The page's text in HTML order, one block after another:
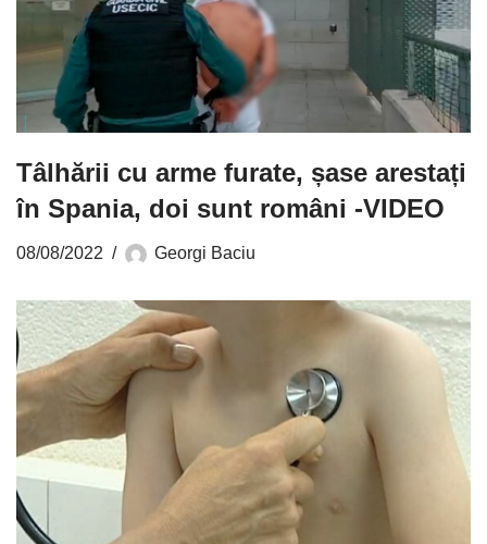
Tâlhării cu arme furate, șase arestați
în Spania, doi sunt români -VIDEO
08/08/2022 Georgi Baciu